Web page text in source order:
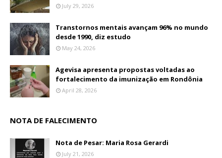
July 29, 2026
Transtornos mentais avançam 96% no mundo
desde 1990, diz estudo
May 24, 2026
Agevisa apresenta propostas voltadas ao
fortalecimento da imunização em Rondônia
April 28, 2026
NOTA DE FALECIMENTO
Nota de Pesar: Maria Rosa Gerardi
July 21, 2026